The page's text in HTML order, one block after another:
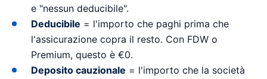
e "nessun deducibile".
Deducibile = l'importo che paghi prima che
l'assicurazione copra il resto. Con FDW o
Premium, questo è €0.
Deposito cauzionale = l'importo che la società